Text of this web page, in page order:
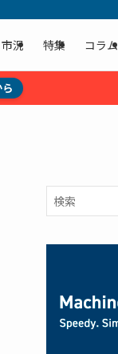
市況 特集 コラム